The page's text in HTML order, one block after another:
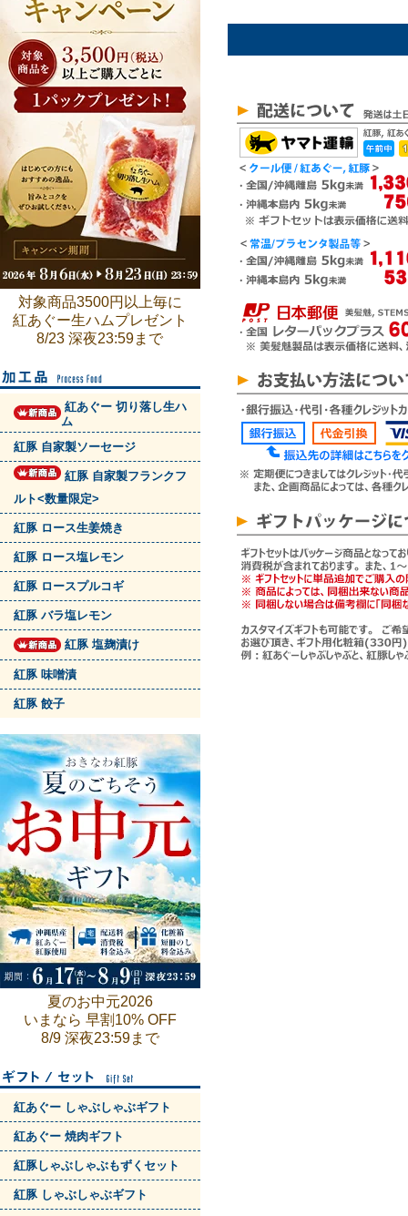
対象商品3500円以上毎に
紅あぐー生ハムプレゼント
8/23 深夜23:59まで
紅あぐー 切り落し生ハ
ム
紅豚 自家製ソーセージ
紅豚 自家製フランクフ
ルト<数量限定>
紅豚 ロース生姜焼き
紅豚 ロース塩レモン
紅豚 ロースプルコギ
紅豚 バラ塩レモン
紅豚 塩麹漬け
紅豚 味噌漬
紅豚 餃子
夏のお中元2026
いまなら 早割10% OFF
8/9 深夜23:59まで
紅あぐー しゃぶしゃぶギフト
紅あぐー 焼肉ギフト
紅豚しゃぶしゃぶもずくセット
紅豚 しゃぶしゃぶギフト